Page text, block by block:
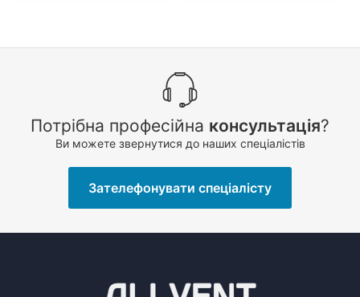
Потрібна професійна консультація?
Ви можете звернутися до наших спеціалістів
Зателефонувати спеціалісту